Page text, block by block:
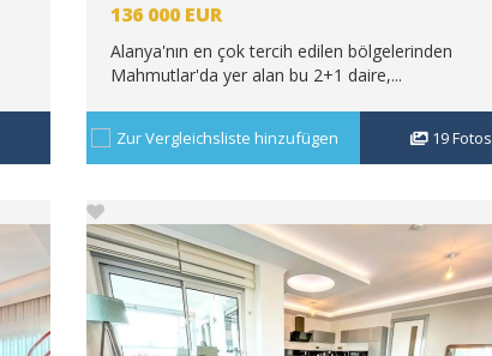
136 000 EUR
Alanya'nın en çok tercih edilen bölgelerinden
Mahmutlar'da yer alan bu 2+1 daire,...
Zur Vergleichsliste hinzufügen 19Fotos